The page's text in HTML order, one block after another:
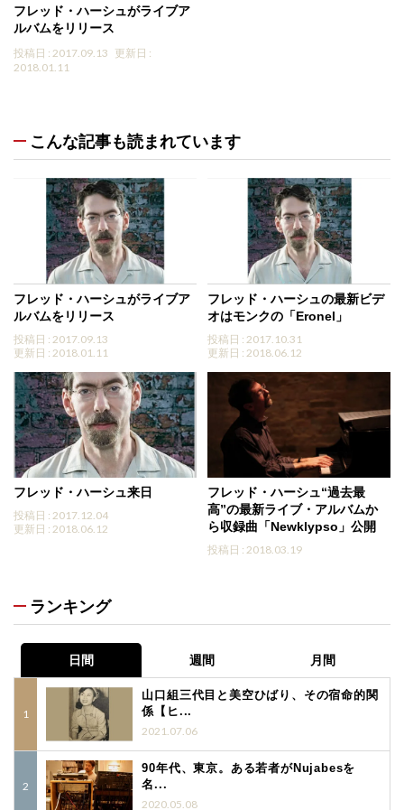
フレッド・ハーシュがライブア
ルバムをリリース
投稿日 : 2017.09.13 更新日 :
2018.01.11
こんな記事も読まれています
フレッド・ハーシュがライブア
ルバムをリリース
投稿日 : 2017.09.13
更新日 : 2018.01.11
フレッド・ハーシュの最新ビデ
オはモンクの「Eronel」
投稿日 : 2017.10.31
更新日 : 2018.06.12
フレッド・ハーシュ来日
投稿日 : 2017.12.04
更新日 : 2018.06.12
フレッド・ハーシュ“過去最
高”の最新ライブ・アルバムか
ら収録曲「Newklypso」公開
投稿日 : 2018.03.19
ランキング
日間 週間 月間
山口組三代目と美空ひばり、その宿命的関
係【ヒ...
2021.07.06
90年代、東京。ある若者がNujabesを
名...
2020.05.08